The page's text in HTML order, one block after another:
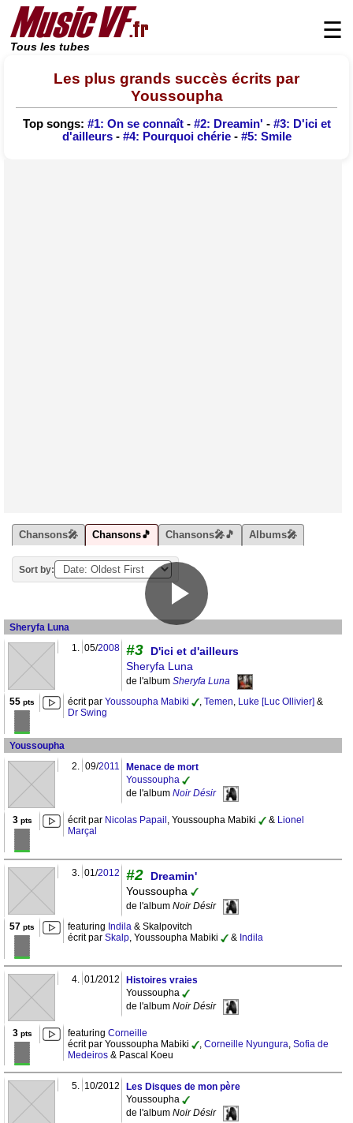
Tous les tubes
☰
Les plus grands succès écrits par
Youssoupha
Top songs: #1: On se connaît- #2: Dreamin' - #3: D'ici et
d'ailleurs- #4: Pourquoi chérie- #5: Smile
Chansons🎤 Chansons🎵 Chansons🎤🎵 Albums🎤
Sort by:
Sheryfa Luna
1. 05/2008 #3
D'ici et d'ailleurs
Sheryfa Luna
de l'album Sheryfa Luna
55 pts écrit par Youssoupha Mabiki , Temen, Luke [Luc Ollivier] &
Dr Swing
Youssoupha
2. 09/2011
Menace de mort
Youssoupha
de l'album Noir Désir
3pts écrit par Nicolas Papail , Youssoupha Mabiki & Lionel
Marçal
3. 01/2012 #2
Dreamin'
Youssoupha
de l'album Noir Désir
57 pts featuring Indila & Skalpovitch
écrit par Skalp, Youssoupha Mabiki & Indila
4. 01/2012
Histoires vraies
Youssoupha
de l'album Noir Désir
3pts featuring Corneille
écrit par Youssoupha Mabiki
, Corneille Nyungura, Sofia de
Medeiros & Pascal Koeu
5. 10/2012
Les Disques de mon père
Youssoupha
de l'album Noir Désir